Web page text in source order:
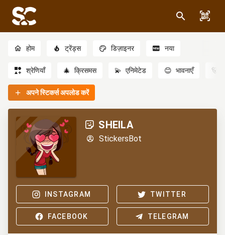
होम ट्रेंड्स डिज़ाइनर नया
श्रेणियाँ 🎄 क्रिसमस 💫 एनिमेटेड 😊 भावनाएँ 🐻
अपने स्टिकर्स अपलोड करें
SHEILA
StickersBot
INSTAGRAM TWITTER
FACEBOOK TELEGRAM